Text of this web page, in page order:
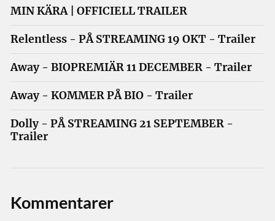
MIN KÄRA | OFFICIELL TRAILER
Relentless - PÅ STREAMING 19 OKT - Trailer
Away - BIOPREMIÄR 11 DECEMBER - Trailer
Away - KOMMER PÅ BIO - Trailer
Dolly - PÅ STREAMING 21 SEPTEMBER -
Trailer
Kommentarer